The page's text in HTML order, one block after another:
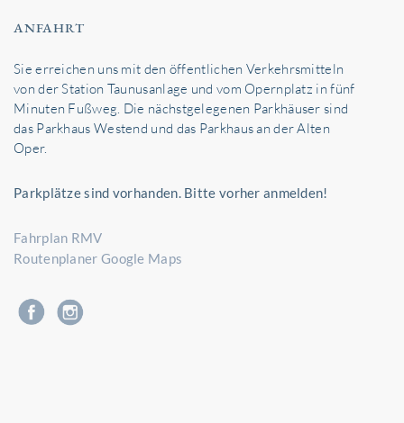
ANFAHRT
Sie erreichen uns mit den öffentlichen Verkehrsmitteln
von der Station Taunusanlage und vom Opernplatz in fünf
Minuten Fußweg. Die nächstgelegenen Parkhäuser sind
das Parkhaus Westend und das Parkhaus an der Alten
Oper.
Parkplätze sind vorhanden. Bitte vorher anmelden!
Fahrplan RMV
Routenplaner Google Maps